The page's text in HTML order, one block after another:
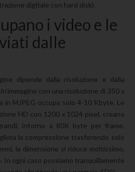
digitale con hard disk).
i video e le
dalle
dipende dalla risoluzione e dalla
con una risoluzione di 350 x
in MJPEG occupa solo 4-10 Kbyte. Le
HD con 1200 x 1024 pixel, creano
intorno a 80K byte per frame.
la compressione trasferendo solo
la dimensione si riduce moltissimo,
In ogni caso possiamo tranquillamente